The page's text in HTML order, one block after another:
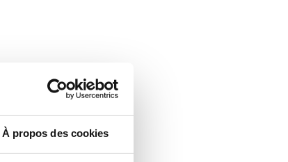
À propos des cookies